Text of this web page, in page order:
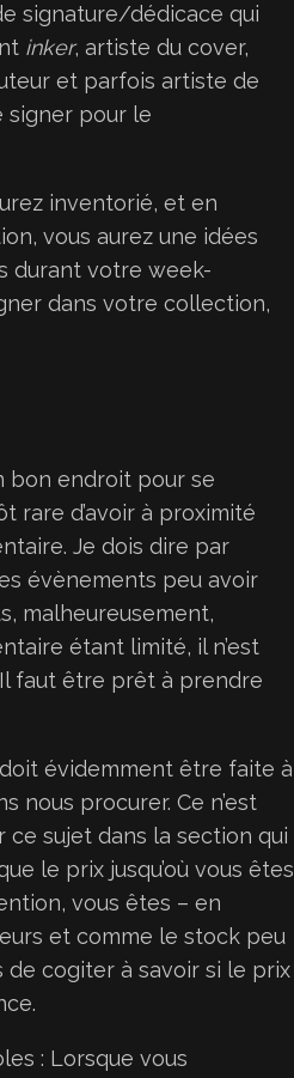
signature/dédicace qui
inker, artiste du cover,
et parfois artiste de
signer pour le
inventorié, et en
vous aurez une idées
durant votre week-
dans votre collection,
bon endroit pour se
rare d’avoir à proximité
Je dois dire par
évènements peu avoir
malheureusement,
étant limité, il n’est
faut être prêt à prendre
doit évidemment être faite à
nous procurer. Ce n’est
ce sujet dans la section qui
le prix jusqu’où vous êtes
vous êtes – en
et comme le stock peu
de cogiter à savoir si le prix
: Lorsque vous